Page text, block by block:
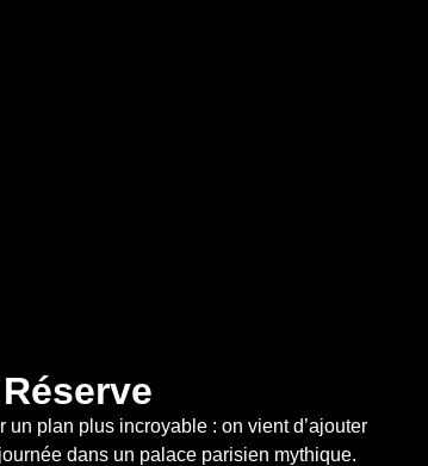
un plan plus incroyable : on vient d’ajouter
dans un palace parisien mythique.